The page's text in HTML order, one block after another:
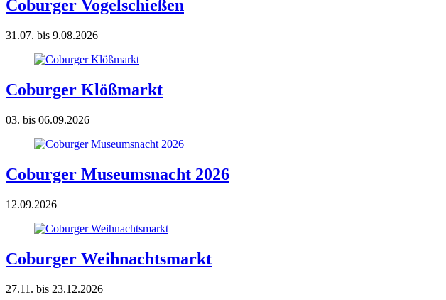
Coburger Vogelschießen
31.07. bis 9.08.2026
Coburger Klößmarkt
03. bis 06.09.2026
Coburger Museumsnacht 2026
12.09.2026
Coburger Weihnachtsmarkt
27.11. bis 23.12.2026